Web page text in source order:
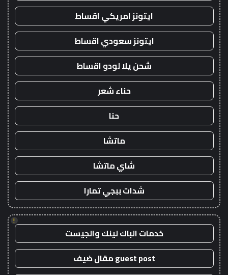
ايتونز امريكي اقساط
ايتونز سعودي اقساط
شحن يلا لودو اقساط
حناء شعر
حنا
ماتشا
شاي ماتشا
شدات ببجي تمارا
!
خدمات الباك لينك والجيست
guest post مقال ضيف